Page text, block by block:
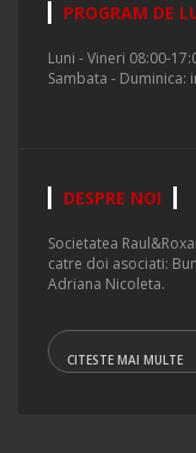
PROGRAM DE
Luni - Vineri 08:00-
Sambata - Duminica:
DESPRE NOI
Societatea
catre doi asociati:
Adriana Nicoleta.
CITESTE MAI MULTE